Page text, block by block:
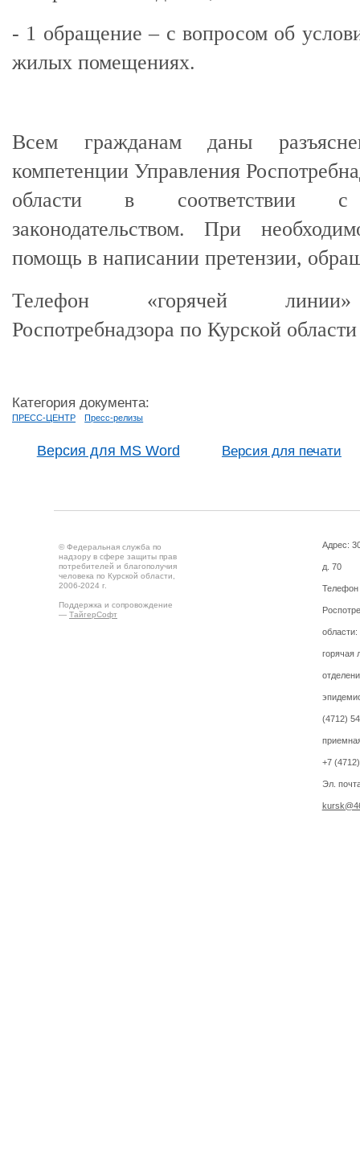
- 1 обращение – с вопросом об
жилых помещениях.
Всем гражданам даны
компетенции Управления
области в соответствии с
законодательством. При
помощь в написании претензии,
Телефон «горячей
Роспотребнадзора по Курской
Категория документа:
ПРЕСС-ЦЕНТР Пресс-релизы
Версия для MS Word Версия для печати
© Федеральная служба по
надзору в сфере защиты прав
потребителей и благополучия
человека по Курской области,
2006-2024 г.
Поддержка и сопровождение
— ТайгерСофт
Адрес:
д. 70
Телефон
области:
горячая
(4712)
+7
Эл.